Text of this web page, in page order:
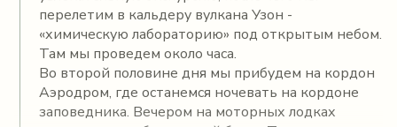
перелетим в кальдеру вулкана Узон -
«химическую лабораторию» под открытым небом.
Там мы проведем около часа.
Во второй половине дня мы прибудем на кордон
Аэродром, где останемся ночевать на кордоне
заповедника. Вечером на моторных лодках